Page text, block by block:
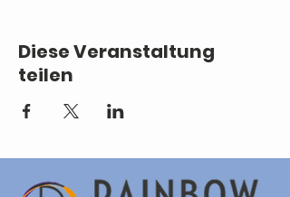
Diese Veranstaltung
teilen